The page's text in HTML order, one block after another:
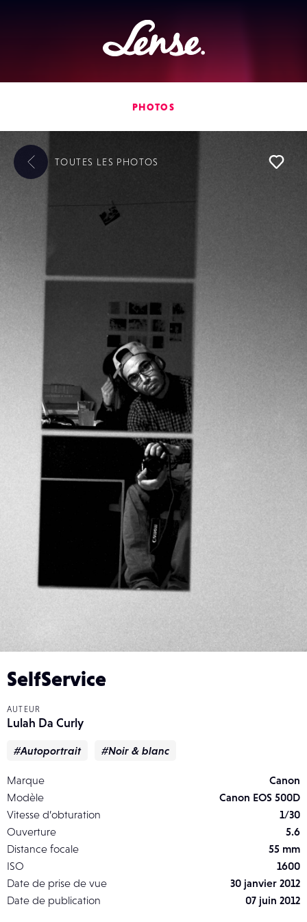
Lense
PHOTOS
SelfService
AUTEUR
Lulah Da Curly
#Autoportrait #Noir & blanc
Marque
Canon
Modèle
Canon EOS 500D
Vitesse d’obturation
1/30
Ouverture
5.6
Distance focale
55 mm
ISO
1600
Date de prise de vue
30 janvier 2012
Date de publication
07 juin 2012
TOUTES LES PHOTOS